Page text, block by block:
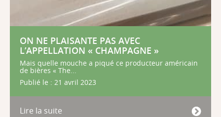
ON NE PLAISANTE PAS AVEC
L’APPELLATION « CHAMPAGNE »
Mais quelle mouche a piqué ce producteur américain
de bières « The...
Publié le : 21 avril 2023
Lire la suite